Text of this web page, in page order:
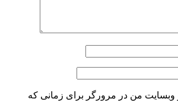
وبسایت من در مرورگر برای زمانی که